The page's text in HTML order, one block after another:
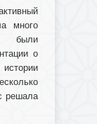
много
были
о
решала